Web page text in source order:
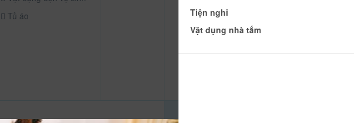
Tủ áo
Tiện nghi
Vật dụng nhà tắm